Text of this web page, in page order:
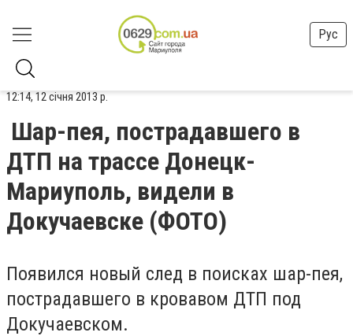
Рус
12:14, 12 січня 2013 р.
Шар-пея, пострадавшего в
ДТП на трассе Донецк-
Мариуполь, видели в
Докучаевске (ФОТО)
Появился новый след в поисках шар-пея,
пострадавшего в кровавом ДТП под
Докучаевском.